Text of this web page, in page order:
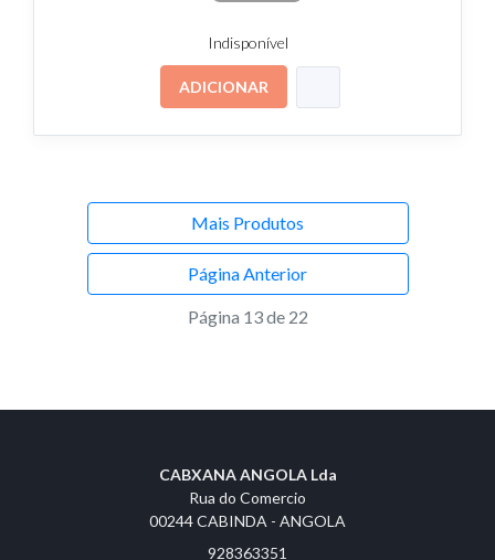
Indisponível
ADICIONAR
Mais Produtos
Página Anterior
Página 13 de 22
CABXANA ANGOLA Lda
Rua do Comercio
00244 CABINDA - ANGOLA
928363351